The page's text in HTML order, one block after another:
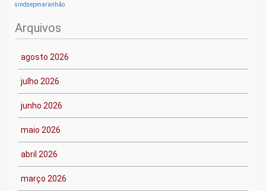
sindsepmaranhão
Arquivos
agosto 2026
julho 2026
junho 2026
maio 2026
abril 2026
março 2026